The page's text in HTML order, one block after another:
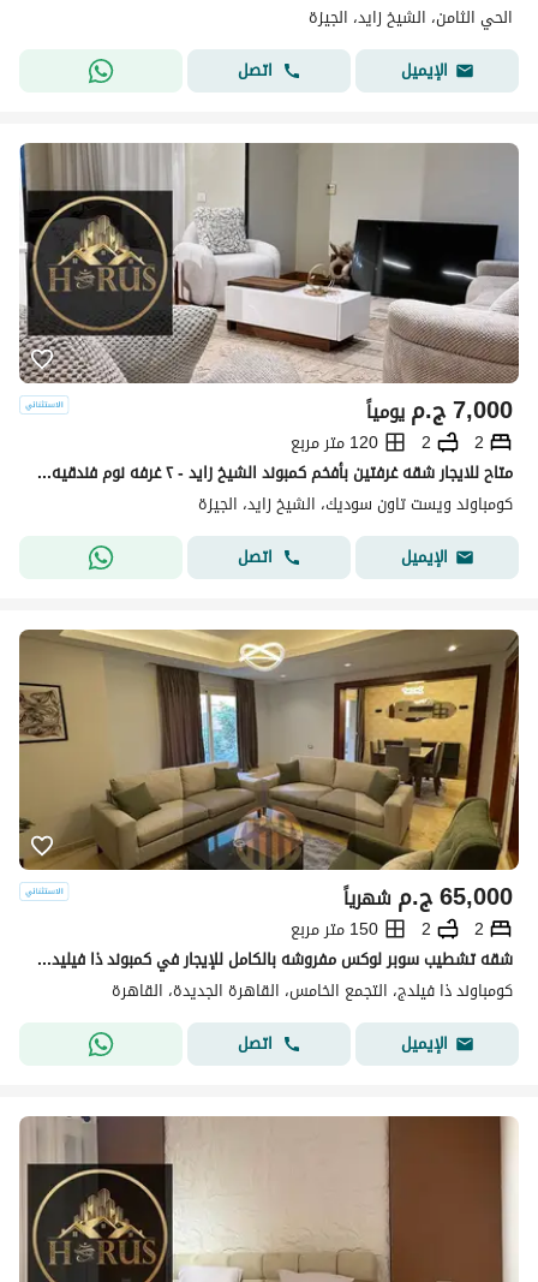
الحي الثامن، الشيخ زايد، الجيزة
الإيميل
اتصل
ج.م7,000 يومياً
2
2
120 متر مربع
متاح للايجار شقه غرفتين بأفخم كمبوند الشيخ زايد - ٢ غرفه نوم فندقيه مكيفه
كومباوند ويست تاون سوديك، الشيخ زايد، الجيزة
الإيميل
اتصل
ج.م65,000 شهرياً
2
2
150 متر مربع
شقه تشطيب سوبر لوكس مفروشه بالكامل للإيجار في كمبوند ذا فيليدج في قلب القاهرة الجديدة امام الجامعه الامريكيه قريب للمولات و المطاعم و سوديك و ميفيدا .
كومباوند ذا فيلدج، التجمع الخامس، القاهرة الجديدة، القاهرة
الإيميل
اتصل